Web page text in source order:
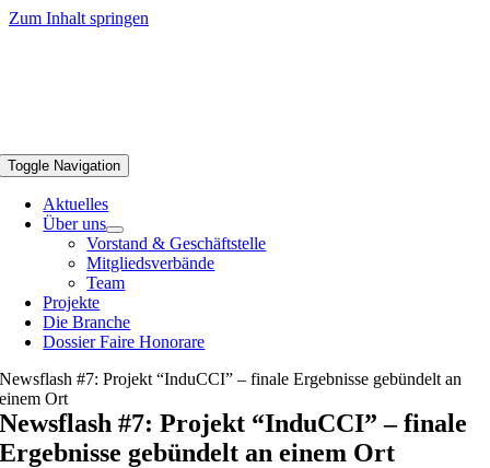
Zum Inhalt springen
Toggle Navigation
Aktuelles
Über uns
Vorstand & Geschäftstelle
Mitgliedsverbände
Team
Projekte
Die Branche
Dossier Faire Honorare
Newsflash #7: Projekt “InduCCI” – finale Ergebnisse gebündelt an
einem Ort
Newsflash #7: Projekt “InduCCI” – finale
Ergebnisse gebündelt an einem Ort